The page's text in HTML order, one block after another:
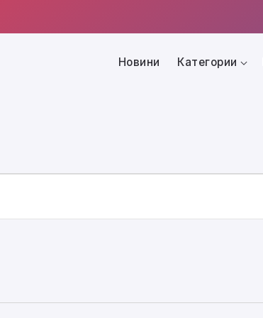
Новини Категории